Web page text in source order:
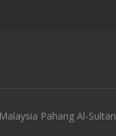
Pahang Al-Sultan